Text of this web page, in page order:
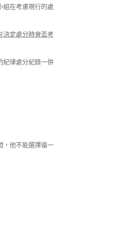
組在考慮現行的處
決定處分時會否考
紀律處分紀錄一併
，他不能選擇循一